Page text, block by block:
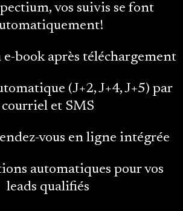
vos suivis se font
e-book après téléchargement
(J+2, J+4, J+5) par
courriel et SMS
vous en ligne intégrée
automatiques pour vos
leads qualifiés